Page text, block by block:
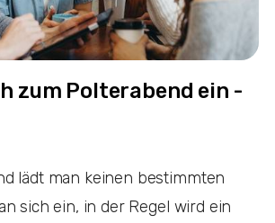
zum Polterabend ein -
lädt man keinen bestimmten
sich ein, in der Regel wird ein